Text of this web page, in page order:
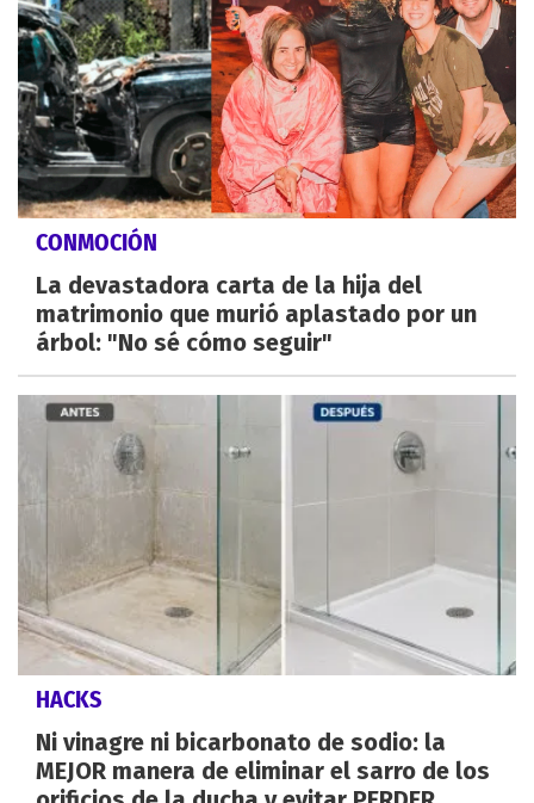
CONMOCIÓN
La devastadora carta de la hija del
matrimonio que murió aplastado por un
árbol: "No sé cómo seguir"
HACKS
Ni vinagre ni bicarbonato de sodio: la
MEJOR manera de eliminar el sarro de los